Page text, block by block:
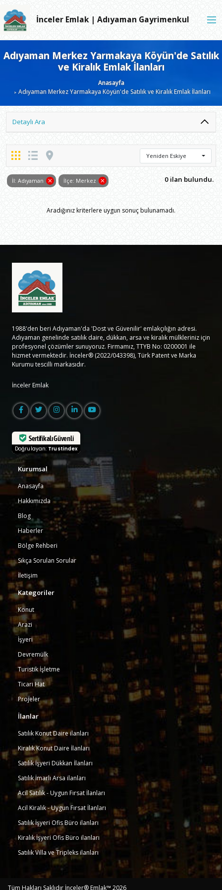
İnceler Emlak | Adıyaman Gayrimenkul
Adıyaman Merkez Yarmakaya Köyün'de Satılık
ve Kiralık Emlak İlanları
Anasayfa
Adıyaman Merkez Yarmakaya Köyün'de Satılık ve Kiralık Emlak İlanları
Detaylı Ara
Yeniden Eskiye
0 ilan bulundu.
İl: Adıyaman İlçe: Merkez
Aradığınız kriterlere uygun sonuç bulunamadı.
1988'den beri Adıyaman'da 'Dost ve Güvenilir' emlakçılığın adresi.
Adıyaman genelinde satılık daire, dükkan, arsa ve kiralık mülkleriniz için
profesyonel çözümler sunuyoruz. Firmamız, TTYB No: 0200001 ile
hizmet vermektedir. İnceler® (2022/043398), Türk Patent ve Marka
Kurumu tescilli markasıdır.
İnceler Emlak
Sertifikalı Güvenli
Doğrulayan: Trustindex
Kurumsal
Anasayfa
Hakkımızda
Blog
Haberler
Bölge Rehberi
Sıkça Sorulan Sorular
İletişim
Kategoriler
Konut
Arazi
İşyeri
Devremülk
Turistik İşletme
Ticari Hat
Projeler
İlanlar
Satılık Konut Daire ilanları
Kiralık Konut Daire İlanları
Satılık İşyeri Dükkan İlanları
Satılık İmarlı Arsa ilanları
Acil Satılık - Uygun Fırsat İlanları
Acil Kiralık - Uygun Fırsat İlanları
Satılık İşyeri Ofis Büro ilanları
Kiralık İşyeri Ofis Büro ilanları
Satılık Villa ve Tripleks ilanları
Tüm Hakları Saklıdır İnceler® Emlak™ 2026